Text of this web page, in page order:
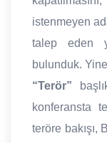
istenmeyen
talep eden
bulunduk.
“Terör”
konferansta
teröre bakışı,